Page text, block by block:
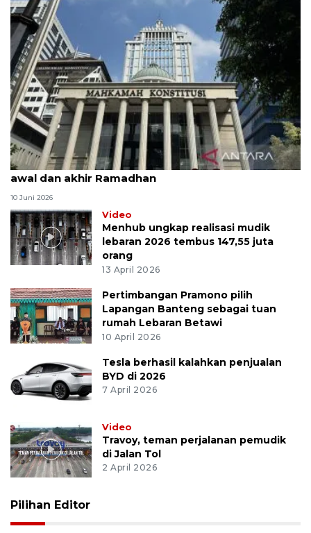
MK uji materi UU Peradilan Agama perihal isbat
awal dan akhir Ramadhan
10 Juni 2026
Video
Menhub ungkap realisasi mudik
lebaran 2026 tembus 147,55 juta
orang
13 April 2026
Pertimbangan Pramono pilih
Lapangan Banteng sebagai tuan
rumah Lebaran Betawi
10 April 2026
Tesla berhasil kalahkan penjualan
BYD di 2026
7 April 2026
Video
Travoy, teman perjalanan pemudik
di Jalan Tol
2 April 2026
Pilihan Editor